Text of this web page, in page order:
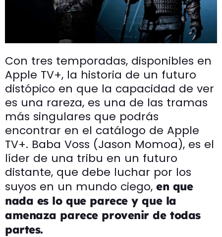
Con tres temporadas, disponibles en
Apple TV+, la historia de un futuro
distópico en que la capacidad de ver
es una rareza, es una de las tramas
más singulares que podrás
encontrar en el catálogo de Apple
TV+. Baba Voss (Jason Momoa), es el
líder de una tribu en un futuro
distante, que debe luchar por los
suyos en un mundo ciego, en que
nada es lo que parece y que la
amenaza parece provenir de todas
partes.